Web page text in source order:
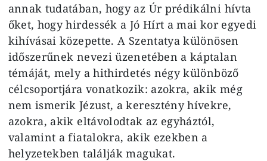
annak tudatában, hogy az Úr prédikálni hívta
őket, hogy hirdessék a Jó Hírt a mai kor egyedi
kihívásai közepette. A Szentatya különösen
időszerűnek nevezi üzenetében a káptalan
témáját, mely a hithirdetés négy különböző
célcsoportjára vonatkozik: azokra, akik még
nem ismerik Jézust, a keresztény hívekre,
azokra, akik eltávolodtak az egyháztól,
valamint a fiatalokra, akik ezekben a
helyzetekben találják magukat.